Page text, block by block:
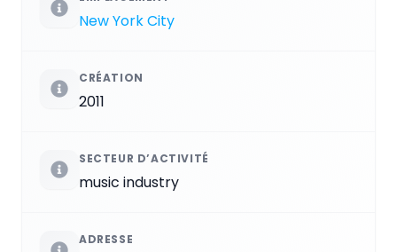
New York City
CRÉATION
2011
SECTEUR D’ACTIVITÉ
music industry
ADRESSE